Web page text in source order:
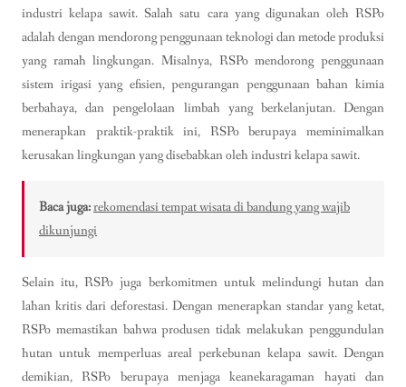
industri kelapa sawit. Salah satu cara yang digunakan oleh RSPo
adalah dengan mendorong penggunaan teknologi dan metode produksi
yang ramah lingkungan. Misalnya, RSPo mendorong penggunaan
sistem irigasi yang efisien, pengurangan penggunaan bahan kimia
berbahaya, dan pengelolaan limbah yang berkelanjutan. Dengan
menerapkan praktik-praktik ini, RSPo berupaya meminimalkan
kerusakan lingkungan yang disebabkan oleh industri kelapa sawit.
Baca juga:rekomendasi tempat wisata di bandung yang wajib
dikunjungi
Selain itu, RSPo juga berkomitmen untuk melindungi hutan dan
lahan kritis dari deforestasi. Dengan menerapkan standar yang ketat,
RSPo memastikan bahwa produsen tidak melakukan penggundulan
hutan untuk memperluas areal perkebunan kelapa sawit. Dengan
demikian, RSPo berupaya menjaga keanekaragaman hayati dan